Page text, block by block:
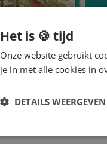
Het is 🍪 tijd
Onze website gebruikt
je in met alle cookies in
DETAILS WEERGEVEN